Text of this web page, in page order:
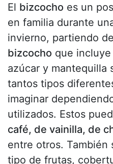
El bizcocho es un
en familia durante
invierno, partiendo
bizcocho que
azúcar y mantequilla
tantos tipos
imaginar
utilizados. Estos
café, de vainilla, de
entre otros. También
tipo de frutas,